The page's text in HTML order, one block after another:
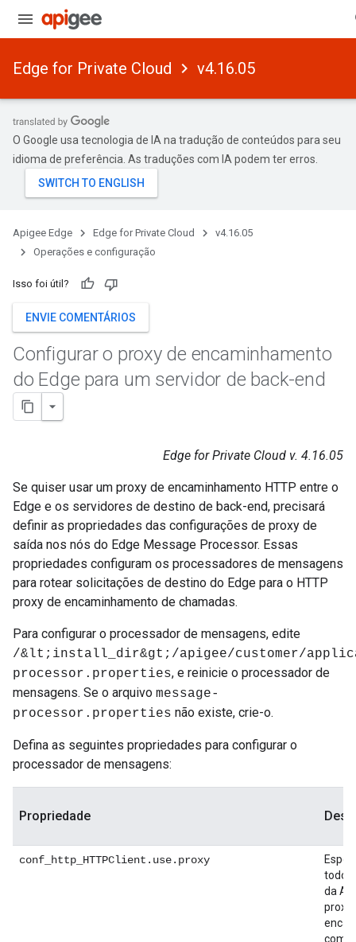
Edge for Private Cloud v4.16.05
O Google usa tecnologia de IA na tradução de conteúdos para seu
idioma de preferência. As traduções com IA podem ter erros.
Apigee Edge Edge for Private Cloud
v4.16.05
Operações e configuração
Isso foi útil?
ENVIE COMENTÁRIOS
Configurar o proxy de encaminhamento
do Edge para um servidor de back-end
Edge for Private Cloud v. 4.16.05
Se quiser usar um proxy de encaminhamento HTTP entre o
Edge e os servidores de destino de back-end, precisará
definir as propriedades das configurações de proxy de
saída nos nós do Edge Message Processor. Essas
propriedades configuram os processadores de mensagens
para rotear solicitações de destino do Edge para o HTTP
proxy de encaminhamento de chamadas.
Para configurar o processador de mensagens, edite
/&lt;install_dir&gt;/apigee/customer/
processor.properties, e reinicie o processador de
mensagens. Se o arquivo message-
processor.properties não existe, crie-o.
Defina as seguintes propriedades para configurar o
processador de mensagens:
Propriedade
conf_http_HTTPClient.use.proxy
todos
da
proxy
como